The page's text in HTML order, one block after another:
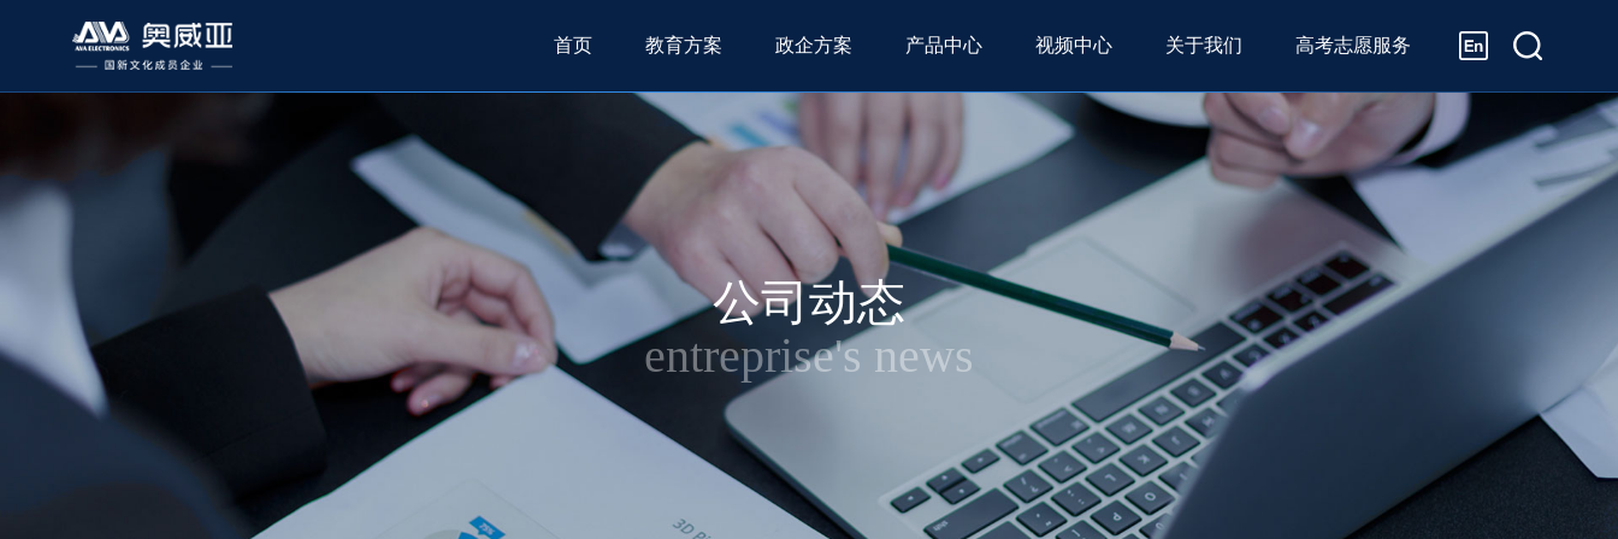
首页 教育方案 政企方案 产品中心 视频中心 关于我们 高考志愿服务
公司动态
entreprise's news